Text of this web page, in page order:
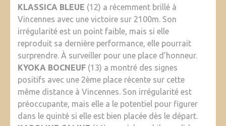
KLASSICA BLEUE (12) a récemment brillé à
Vincennes avec une victoire sur 2100m. Son
irrégularité est un point faible, mais si elle
reproduit sa dernière performance, elle pourrait
surprendre. À surveiller pour une place d’honneur.
KYOKA BOCNEUF (13) a montré des signes
positifs avec une 2ème place récente sur cette
même distance à Vincennes. Son irrégularité est
préoccupante, mais elle a le potentiel pour figurer
dans le quinté si elle est bien placée dès le départ.